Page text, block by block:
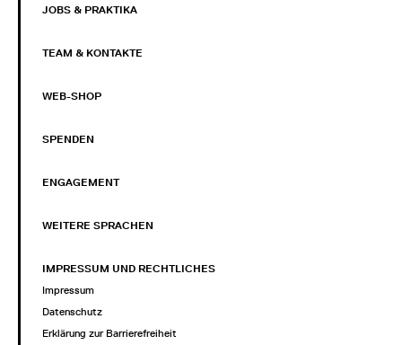
JOBS & PRAKTIKA
TEAM & KONTAKTE
WEB-SHOP
SPENDEN
ENGAGEMENT
WEITERE SPRACHEN
IMPRESSUM UND RECHTLICHES
Impressum
Datenschutz
Erklärung zur Barrierefreiheit